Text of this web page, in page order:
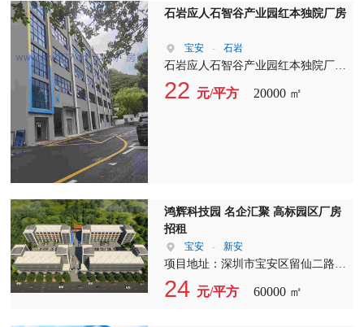
堂运营经验者勿扰
石岩应人石智谷产业园红本独院厂房
宝安 - 石岩
石岩应人石智谷产业园红本独院厂房
全球招商，招商范围:电子商务，生
物医疗，跨境电商、物流仓储、孵化
方。 可分层租，1580平米/层 5，B栋
厂房五层9800平方。 可分租1960平
米/层1楼已租??4楼已租1200平米 6，
C栋综合楼八层8100平方。
22 元/平方 20000 ㎡
鸿辉科技园 名企汇聚 高标园区厂房
招租
宝安 - 新安
项目地址：深圳市宝安区留仙二路2
号，临近地铁5号线兴东站 项目体
量：约10万㎡ 园区荣誉：2017年，
24 元/平方 60000 ㎡